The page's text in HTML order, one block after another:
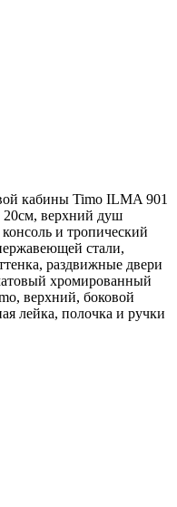
кабины Timo ILMA 901
20см, верхний душ
и тропический
стали,
раздвижные двери
хромированный
верхний, боковой
лейка, полочка и ручки